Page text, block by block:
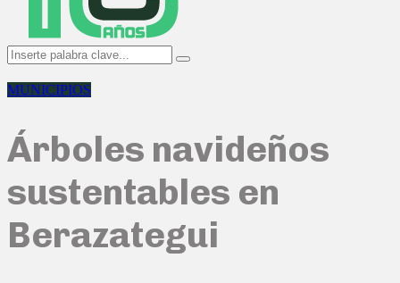
Search
for:
Search
MUNICIPIOS
Árboles navideños
sustentables en
Berazategui